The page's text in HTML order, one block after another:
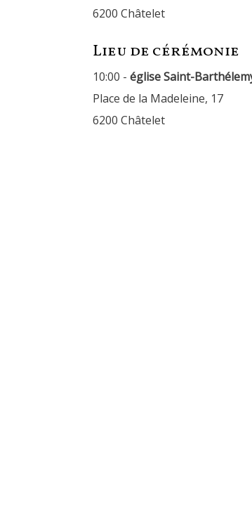
6200 Châtelet
Lieu de cérémonie
10:00 - église Saint-
Place de la Madeleine, 17
6200 Châtelet